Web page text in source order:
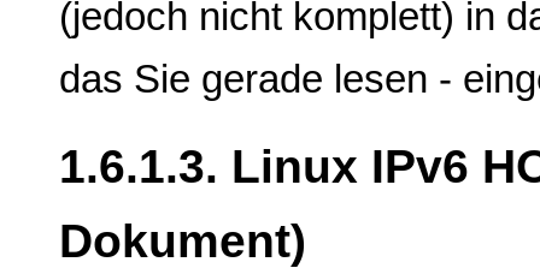
(jedoch nicht komplett) in
das Sie gerade lesen -
1.6.1.3. Linux IPv6
Dokument)